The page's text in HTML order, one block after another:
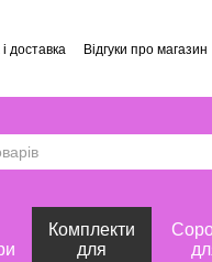
доставка Відгуки про магазин
Комплекти
для